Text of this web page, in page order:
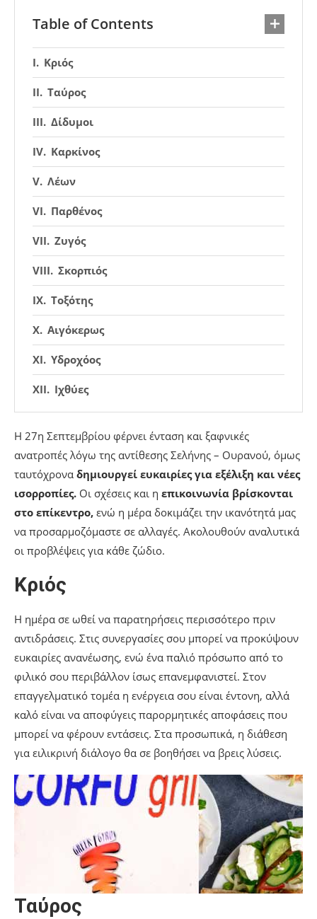
Table of Contents
Κριός
Ταύρος
Δίδυμοι
Καρκίνος
Λέων
Παρθένος
Ζυγός
Σκορπιός
Τοξότης
Αιγόκερως
Υδροχόος
Ιχθύες
Η 27η Σεπτεμβρίου φέρνει ένταση και ξαφνικές
ανατροπές λόγω της αντίθεσης Σελήνης – Ουρανού, όμως
ταυτόχρονα δημιουργεί ευκαιρίες για εξέλιξη και νέες
ισορροπίες. Οι σχέσεις και η επικοινωνία βρίσκονται
στο επίκεντρο, ενώ η μέρα δοκιμάζει την ικανότητά μας
να προσαρμοζόμαστε σε αλλαγές. Ακολουθούν αναλυτικά
οι προβλέψεις για κάθε ζώδιο.
Κριός
Η ημέρα σε ωθεί να παρατηρήσεις περισσότερο πριν
αντιδράσεις. Στις συνεργασίες σου μπορεί να προκύψουν
ευκαιρίες ανανέωσης, ενώ ένα παλιό πρόσωπο από το
φιλικό σου περιβάλλον ίσως επανεμφανιστεί. Στον
επαγγελματικό τομέα η ενέργεια σου είναι έντονη, αλλά
καλό είναι να αποφύγεις παρορμητικές αποφάσεις που
μπορεί να φέρουν εντάσεις. Στα προσωπικά, η διάθεση
για ειλικρινή διάλογο θα σε βοηθήσει να βρεις λύσεις.
Ταύρος